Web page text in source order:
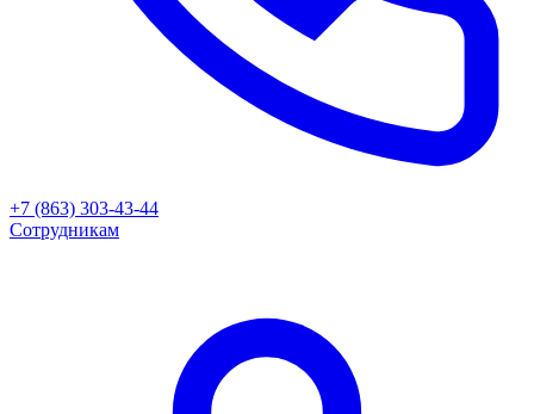
+7 (863) 303-43-44
Сотрудникам